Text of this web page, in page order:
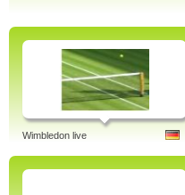
Wimbledon live